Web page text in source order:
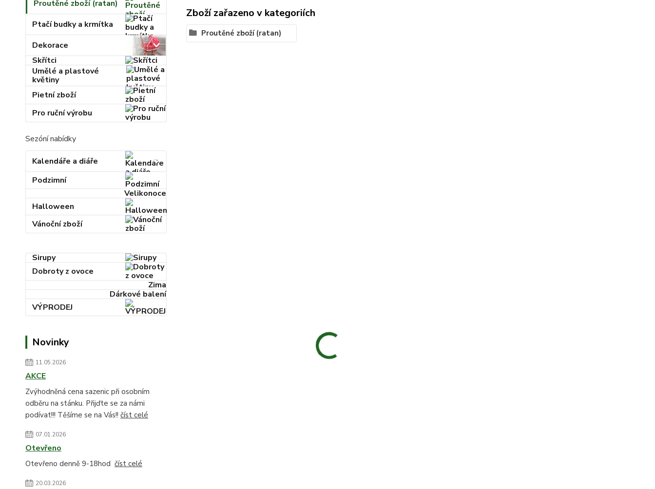
Proutěné zboží (ratan)
Ptačí budky a krmítka
Dekorace
Skřítci
Umělé a plastové
květiny
Pietní zboží
Pro ruční výrobu
Sezóní nabídky
Kalendáře a diáře
Podzimní
Velikonoce
Halloween
Vánoční zboží
Sirupy
Dobroty z ovoce
Zima
Dárkové balení
VÝPRODEJ
Novinky
11.05.2026
AKCE
Zvýhodněná cena sazenic při osobním
odběru na stánku. Přijďte se za námi
podívat!!! Těšíme se na Vás!! číst celé
07.01.2026
Otevřeno
Otevřeno denně 9-18hod číst celé
20.03.2026
Zboží zařazeno v kategoriích
Proutěné zboží (ratan)